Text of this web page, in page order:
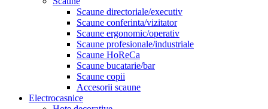
Scaune directoriale/executiv
Scaune conferinta/vizitator
Scaune ergonomic/operativ
Scaune profesionale/industriale
Scaune HoReCa
Scaune bucatarie/bar
Scaune copii
Accesorii scaune
Electrocasnice